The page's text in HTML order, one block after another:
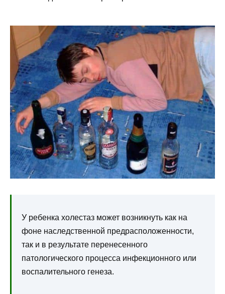
У ребенка холестаз может возникнуть как на
фоне наследственной предрасположенности,
так и в результате перенесенного
патологического процесса инфекционного или
воспалительного генеза.